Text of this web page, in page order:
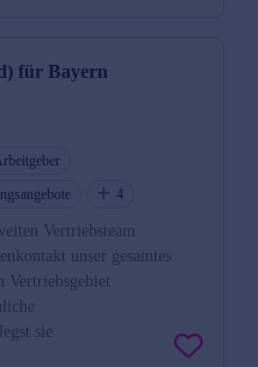
für Bayern
4
Vertriebsteam
unser gesamtes
Vertriebsgebiet
sie